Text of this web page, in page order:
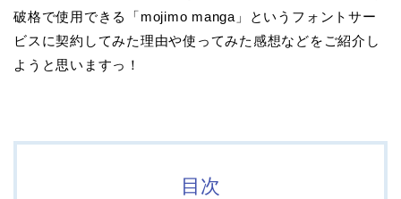
破格で使用できる「mojimo manga」というフォントサー
ビスに契約してみた理由や使ってみた感想などをご紹介し
ようと思いますっ！
目次